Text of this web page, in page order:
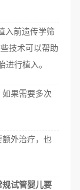
入前遗传学筛
技术可以帮助
行植入。
果需要多次
外治疗，也
试管婴儿要